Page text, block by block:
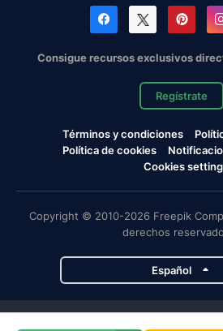
Consigue recursos exclusivos
Regístrate
Términos y condiciones
Política de cookies
Cookies
Copyright © 2010-2026 Freepik
derechos
Español